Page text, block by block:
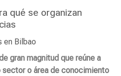
qué se organizan
en Bilbao
gran magnitud que reúne a
o área de conocimiento